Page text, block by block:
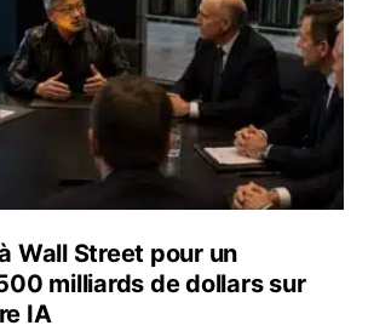
Wall Street pour un
milliards de dollars sur
IA